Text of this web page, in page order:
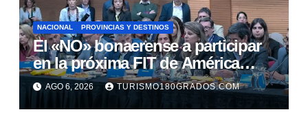
NACIONAL PROVINCIAS Y DESTINOS
El «NO» bonaerense a participar
en la próxima FIT de América
Latina
AGO 6, 2026 TURISMO180GRADOS.COM